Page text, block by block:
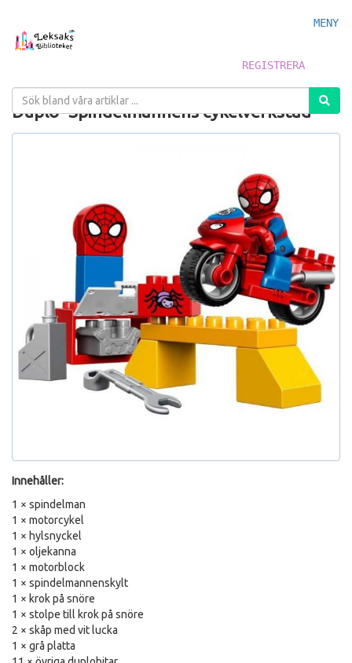
MENY
REGISTRERA
Duplo- Spindelmannens cykelverkstad
Innehåller:
1 × spindelman
1 × motorcykel
1 × hylsnyckel
1 × oljekanna
1 × motorblock
1 × spindelmannenskylt
1 × krok på snöre
1 × stolpe till krok på snöre
2 × skåp med vit lucka
1 × grå platta